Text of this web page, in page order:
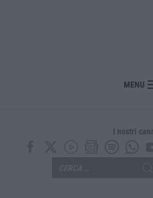
mila euro nascosti in casa, un arresto aMENU
I nostri